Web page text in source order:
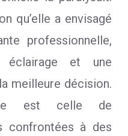
qu’elle a envisagé
professionnelle,
éclairage et une
meilleure décision.
est celle de
confrontées à des